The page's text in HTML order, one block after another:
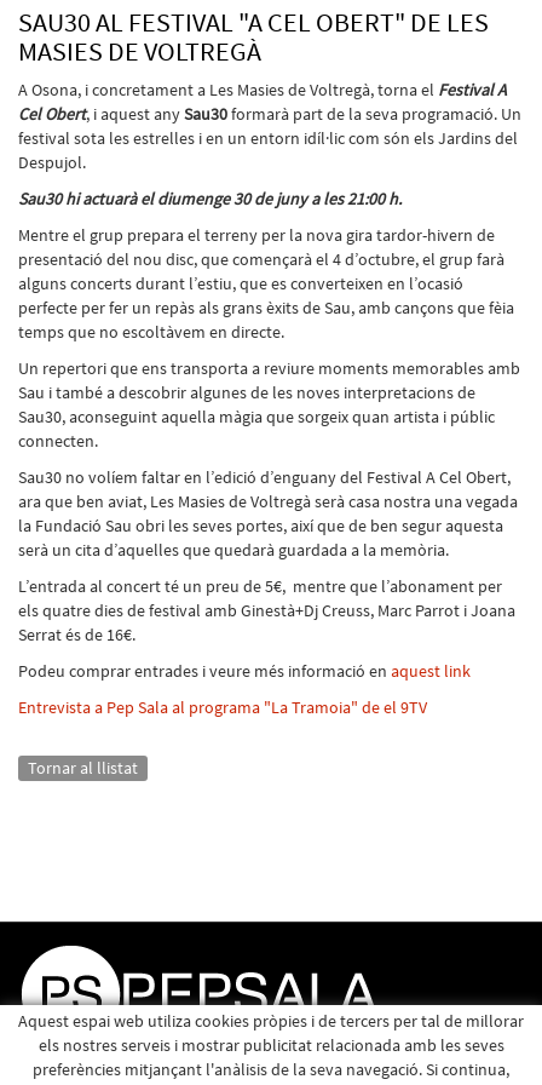
SAU30 AL FESTIVAL "A CEL OBERT" DE LES
MASIES DE VOLTREGÀ
A Osona, i concretament a Les Masies de Voltregà, torna el Festival A
Cel Obert, i aquest anySau30formarà part de la seva programació. Un
festival sota les estrelles i en un entorn idíl·lic com són els Jardins del
Despujol.
Sau30 hi actuarà el diumenge 30 de juny a les 21:00 h.
Mentre el grup prepara el terreny per la nova gira tardor-hivern de
presentació del nou disc, que començarà el 4 d’octubre, el grup farà
alguns concerts durant l’estiu, que es converteixen en l’ocasió
perfecte per fer un repàs als grans èxits de Sau, amb cançons que fèia
temps que no escoltàvem en directe.
Un repertori que ens transporta a reviure moments memorables amb
Sau i també a descobrir algunes de les noves interpretacions de
Sau30, aconseguint aquella màgia que sorgeix quan artista i públic
connecten.
Sau30 no volíem faltar en l’edició d’enguany del Festival A Cel Obert,
ara que ben aviat, Les Masies de Voltregà serà casa nostra una vegada
la Fundació Sau obri les seves portes, així que de ben segur aquesta
serà un cita d’aquelles que quedarà guardada a la memòria.
L’entrada al concert té un preu de 5€, mentre que l’abonament per
els quatre dies de festival amb Ginestà+Dj Creuss, Marc Parrot i Joana
Serrat és de 16€.
Podeu comprar entrades i veure més informació en aquest link
Entrevista a Pep Sala al programa "La Tramoia" de el 9TV
Tornar al llistat
Aquest espai web utiliza cookies pròpies i de tercers per tal de millorar
els nostres serveis i mostrar publicitat relacionada amb les seves
preferències mitjançant l'anàlisis de la seva navegació. Si continua,